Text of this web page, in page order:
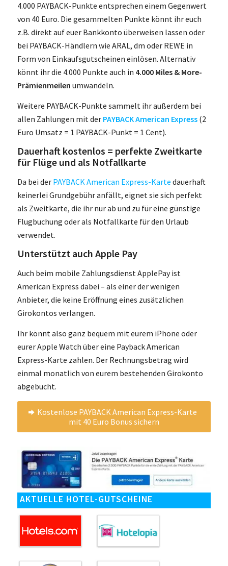
4.000 PAYBACK-Punkte entsprechen einem Gegenwert
von 40 Euro. Die gesammelten Punkte könnt ihr euch
z.B. direkt auf euer Bankkonto überweisen lassen oder
bei PAYBACK-Händlern wie ARAL, dm oder REWE in
Form von Einkaufsgutscheinen einlösen. Alternativ
könnt ihr die 4.000 Punkte auch in 4.000 Miles & More-
Prämienmeilen umwandeln.
Weitere PAYBACK-Punkte sammelt ihr außerdem bei
allen Zahlungen mit der PAYBACK American Express(2
Euro Umsatz = 1 PAYBACK-Punkt = 1 Cent).
Dauerhaft kostenlos = perfekte Zweitkarte
für Flüge und als Notfallkarte
Da bei der PAYBACK American Express-Karte dauerhaft
keinerlei Grundgebühr anfällt, eignet sie sich perfekt
als Zweitkarte, die ihr nur ab und zu für eine günstige
Flugbuchung oder als Notfallkarte für den Urlaub
verwendet.
Unterstützt auch Apple Pay
Auch beim mobile Zahlungsdienst ApplePay ist
American Express dabei – als einer der wenigen
Anbieter, die keine Eröffnung eines zusätzlichen
Girokontos verlangen.
Ihr könnt also ganz bequem mit eurem iPhone oder
eurer Apple Watch über eine Payback American
Express-Karte zahlen. Der Rechnungsbetrag wird
einmal monatlich von eurem bestehenden Girokonto
abgebucht.
Kostenlose PAYBACK American Express-Karte
mit 40 Euro Bonus sichern
AKTUELLE HOTEL-GUTSCHEINE